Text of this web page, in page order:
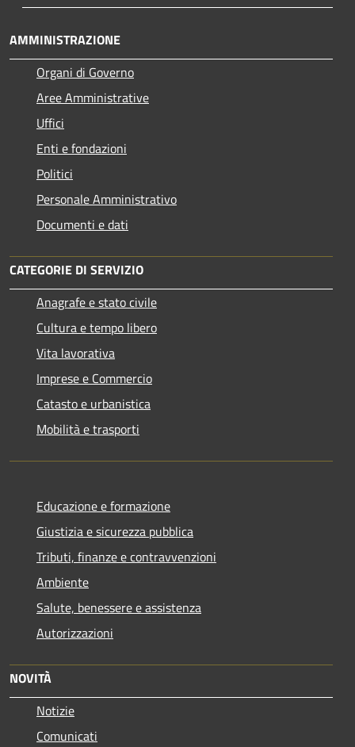
AMMINISTRAZIONE
Organi di Governo
Aree Amministrative
Uffici
Enti e fondazioni
Politici
Personale Amministrativo
Documenti e dati
CATEGORIE DI SERVIZIO
Anagrafe e stato civile
Cultura e tempo libero
Vita lavorativa
Imprese e Commercio
Catasto e urbanistica
Mobilità e trasporti
Educazione e formazione
Giustizia e sicurezza pubblica
Tributi, finanze e contravvenzioni
Ambiente
Salute, benessere e assistenza
Autorizzazioni
NOVITÀ
Notizie
Comunicati